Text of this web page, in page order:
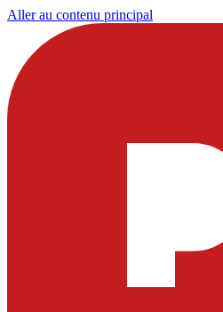
Aller au contenu principal